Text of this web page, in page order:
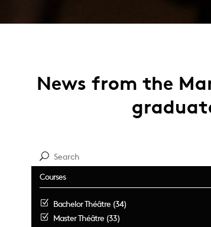
News from the
Courses
Bachelor Théâtre (34)
Master Théâtre (33)